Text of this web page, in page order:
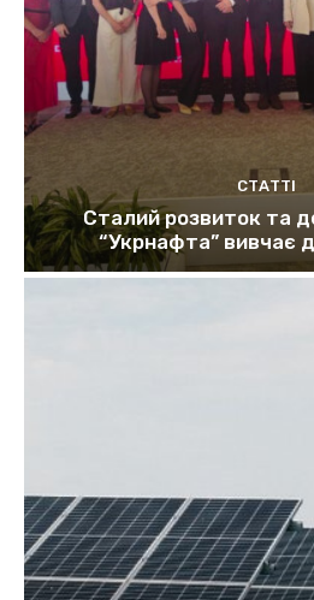
СТАТТІ
Сталий розвиток та
“Укрнафта” вивчає